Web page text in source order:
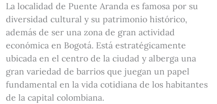
La localidad de Puente Aranda es famosa por su
diversidad cultural y su patrimonio histórico,
además de ser una zona de gran actividad
económica en Bogotá. Está estratégicamente
ubicada en el centro de la ciudad y alberga una
gran variedad de barrios que juegan un papel
fundamental en la vida cotidiana de los habitantes
de la capital colombiana.